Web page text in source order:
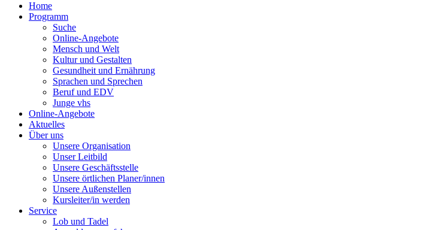
Home
Programm
Suche
Online-Angebote
Mensch und Welt
Kultur und Gestalten
Gesundheit und Ernährung
Sprachen und Sprechen
Beruf und EDV
Junge vhs
Online-Angebote
Aktuelles
Über uns
Unsere Organisation
Unser Leitbild
Unsere Geschäftsstelle
Unsere örtlichen Planer/innen
Unsere Außenstellen
Kursleiter/in werden
Service
Lob und Tadel